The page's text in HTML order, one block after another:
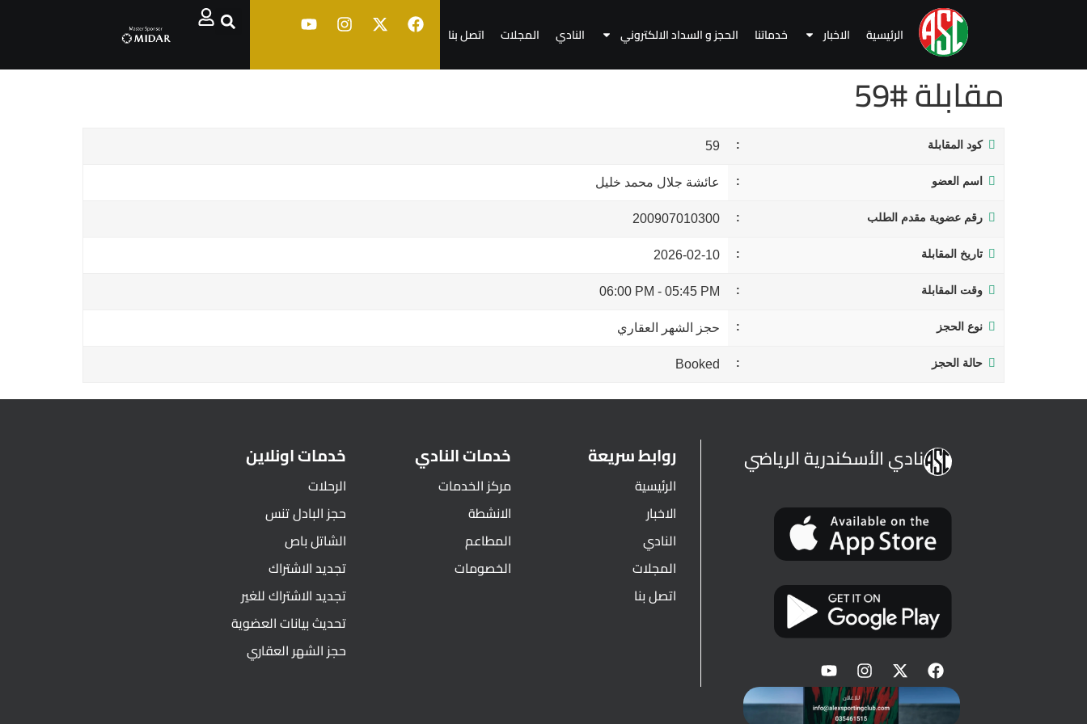
الرئيسية الاخبار خدماتنا الحجز و السداد الالكتروني النادي المجلات اتصل بنا
مقابلة #59
كود المقابلة 59
اسم العضو عائشة جلال محمد خليل
رقم عضوية مقدم الطلب 200907010300
تاريخ المقابلة 2026-02-10
وقت المقابلة 05:45 PM
-
06:00 PM
نوع الحجز حجز الشهر العقاري
حالة الحجز Booked
نادي الأسكندرية الرياضي روابط سريعة
الرئيسية
الاخبار
النادي
المجلات
اتصل بنا
خدمات النادي
مركز الخدمات
الانشطة
المطاعم
الخصومات
خدمات اونلاين
الرحلات
حجز البادل تنس
الشاتل باص
تجديد الاشتراك
تجديد الاشتراك للغير
تحديث بيانات العضوية
حجز الشهر العقاري